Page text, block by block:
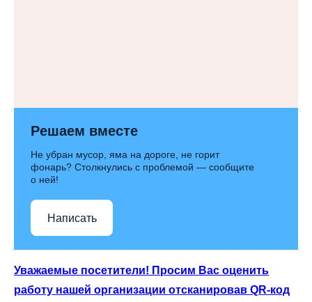
Решаем вместе
Не убран мусор, яма на дороге, не горит
фонарь? Столкнулись с проблемой — сообщите
о ней!
Написать
Уважаемые посетители! Просим Вас оценить
работу нашей организации отсканировав QR-код